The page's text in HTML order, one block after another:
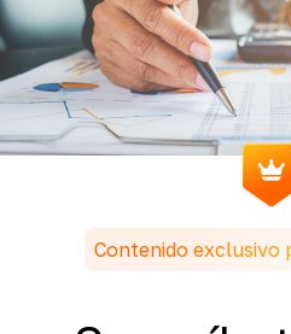
Cuál es el margen
Contenido exclusivo